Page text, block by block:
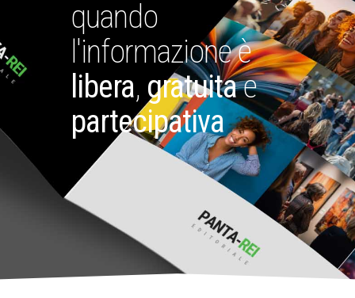
quando
l'informazione è
libera, gratuitae
partecipativa